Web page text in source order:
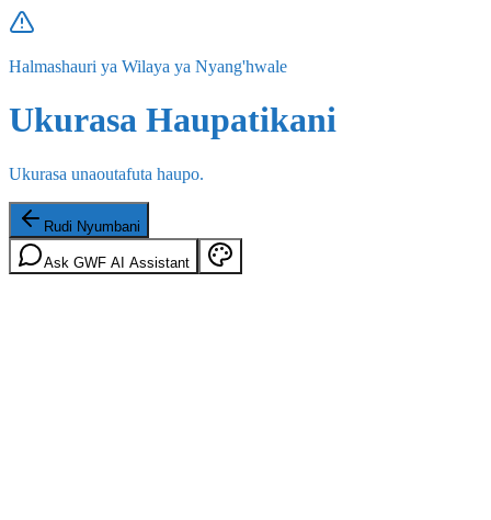
Halmashauri ya Wilaya ya Nyang'hwale
Ukurasa Haupatikani
Ukurasa unaoutafuta haupo.
Rudi Nyumbani
Ask GWF AI Assistant